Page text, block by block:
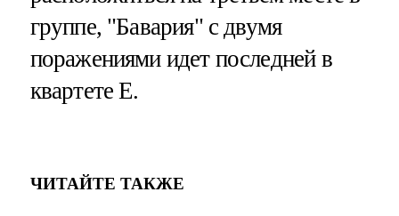
группе, "Бавария" с двумя
поражениями идет последней в
квартете Е.
ЧИТАЙТЕ ТАКЖЕ